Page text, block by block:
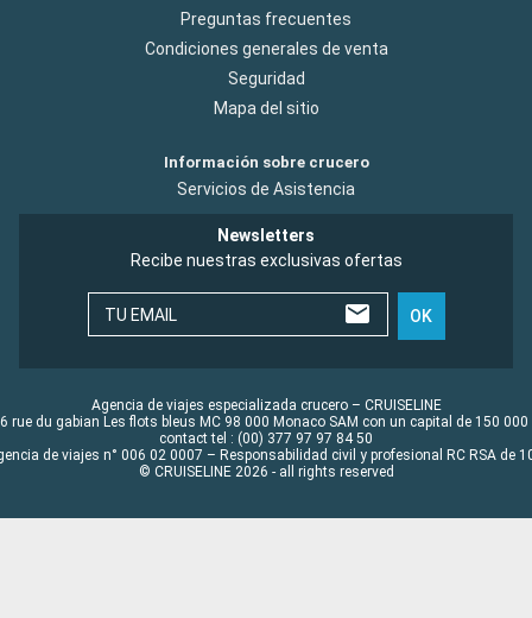
Preguntas frecuentes
Condiciones generales de venta
Seguridad
Mapa del sitio
Información sobre crucero
Servicios de Asistencia
Newsletters
Recibe nuestras exclusivas ofertas
TU EMAIL OK
Agencia de viajes especializada crucero – CRUISELINE
rue du gabian Les flots bleus MC 98 000 Monaco SAM con un capital de 150 000
contact tel : (00) 377 97 97 84 50
de viajes n° 006 02 0007 – Responsabilidad civil y profesional RC RSA de
© CRUISELINE 2026 - all rights reserved